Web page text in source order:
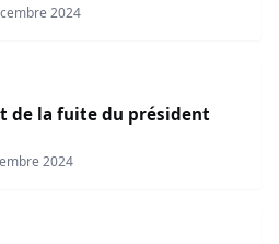
2024
de la fuite du président
2024